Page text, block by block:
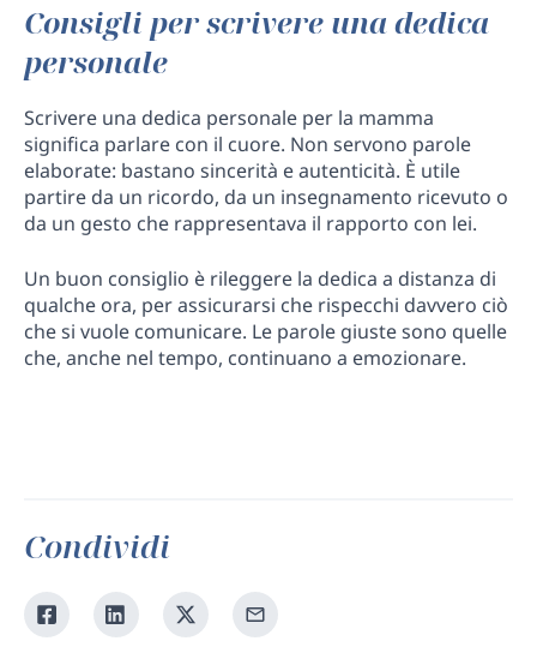
Consigli per scrivere una dedica
personale
Scrivere una dedica personale per la mamma
significa parlare con il cuore. Non servono parole
elaborate: bastano sincerità e autenticità. È utile
partire da un ricordo, da un insegnamento ricevuto o
da un gesto che rappresentava il rapporto con lei.
Un buon consiglio è rileggere la dedica a distanza di
qualche ora, per assicurarsi che rispecchi davvero ciò
che si vuole comunicare. Le parole giuste sono quelle
che, anche nel tempo, continuano a emozionare.
Condividi
Condividi
su
Condividi
su
Condividi
su
Condividi
tramite